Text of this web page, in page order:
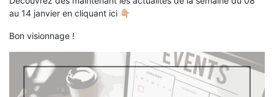
au 14 janvier en cliquant ici 👇🏼
Bon visionnage !